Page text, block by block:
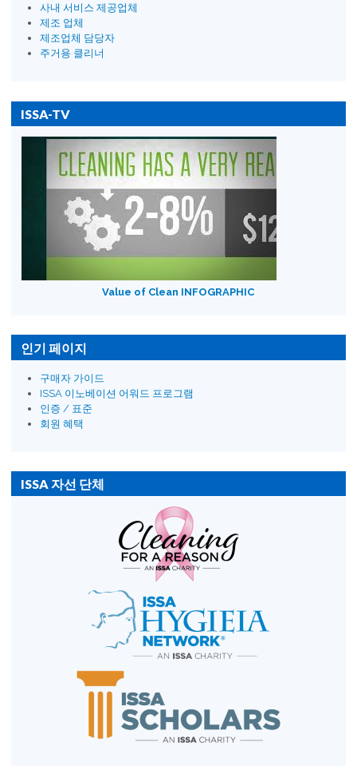
사내 서비스 제공업체
제조 업체
제조업체 담당자
주거용 클리너
ISSA-TV
Value of Clean INFOGRAPHIC
인기 페이지
구매자 가이드
ISSA 이노베이션 어워드 프로그램
인증 / 표준
회원 혜택
ISSA 자선 단체